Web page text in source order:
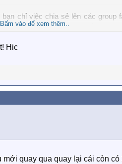
trên fb và có thể nhờ bạn bè like.
chỉ việc chia sẻ lên các group
thể bị facebook đánh dấu spam
Bấm vào để xem thêm..
Hic
mới quay qua quay lại cái còn có